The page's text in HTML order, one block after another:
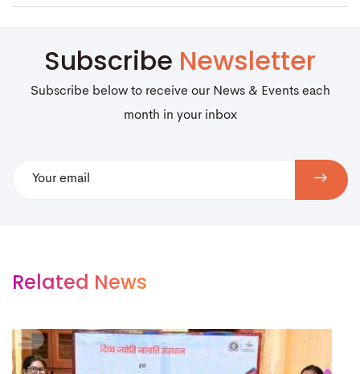
Subscribe Newsletter
Subscribe below to receive our News & Events each
month in your inbox
Related News